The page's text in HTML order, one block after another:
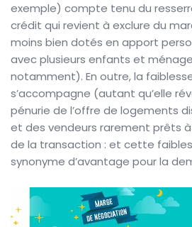
exemple) compte tenu du
crédit qui revient à exclure du
moins bien dotés en apport
avec plusieurs enfants et
notamment). En outre, la
s’accompagne (autant qu’elle
pénurie de l’offre de logements
et des vendeurs rarement prêts
de la transaction : et cette
synonyme d’avantage pour la